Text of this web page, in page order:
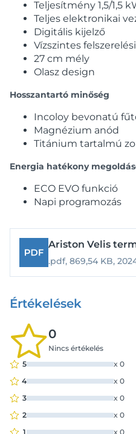
Teljesítmény 1,5/1,5
Teljes elektronikai
Digitális kijelző
Vízszintes
27 cm mély
Olasz design
Hosszantartó minőség
Incoloy bevonatú
Magnézium anód
Titánium tartalmú
Energia hatékony
ECO EVO funkció
Napi programozás
Ariston Velis
.pdf, 869,54 KB,
Értékelések
0
Nincs értékelés
5
x 0
4
x 0
3
x 0
2
x 0
1
x 0